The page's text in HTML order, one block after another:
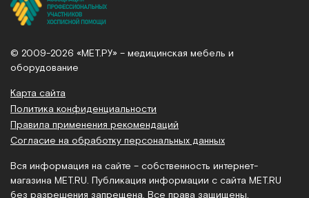
© 2009-2026 «МЕТ.РУ» – медицинская мебель и
оборудование
Карта сайта
Политика конфиденциальности
Правила применения рекомендаций
Согласие на обработку персональных данных
Вся информация на сайте – собственность интернет-
магазина MET.RU. Публикация информации с сайта MET.RU
без разрешения запрещена. Все права защищены.